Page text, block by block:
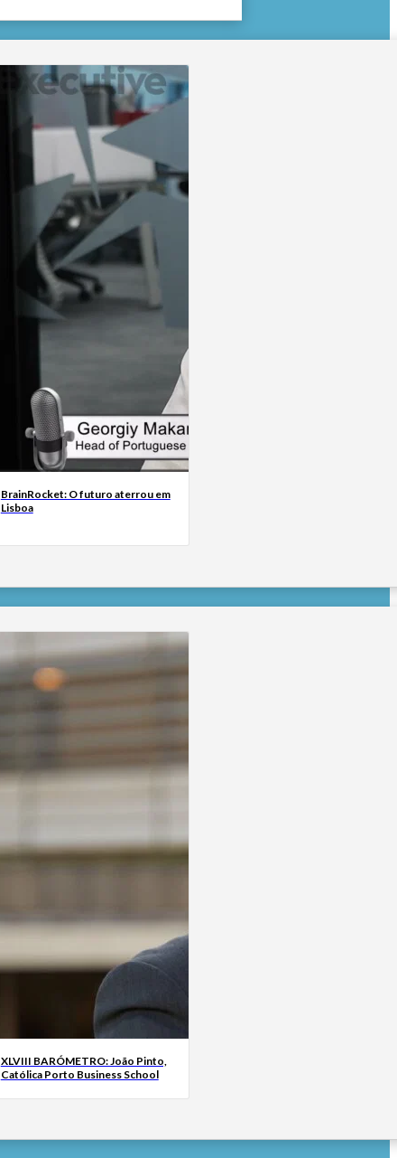
BrainRocket: O futuro aterrou em
Lisboa
XLVIII BARÓMETRO: João Pinto,
Católica Porto Business School